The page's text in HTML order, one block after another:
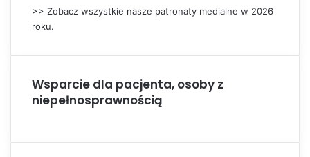
>> Zobacz wszystkie nasze patronaty medialne w 2026
roku.
Wsparcie dla pacjenta, osoby z
niepełnosprawnością